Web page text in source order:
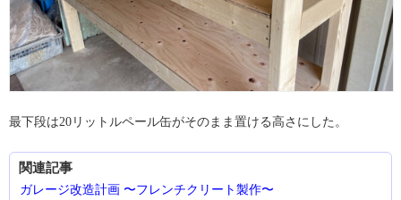
最下段は20リットルペール缶がそのまま置ける高さにした。
関連記事
ガレージ改造計画 〜フレンチクリート製作〜